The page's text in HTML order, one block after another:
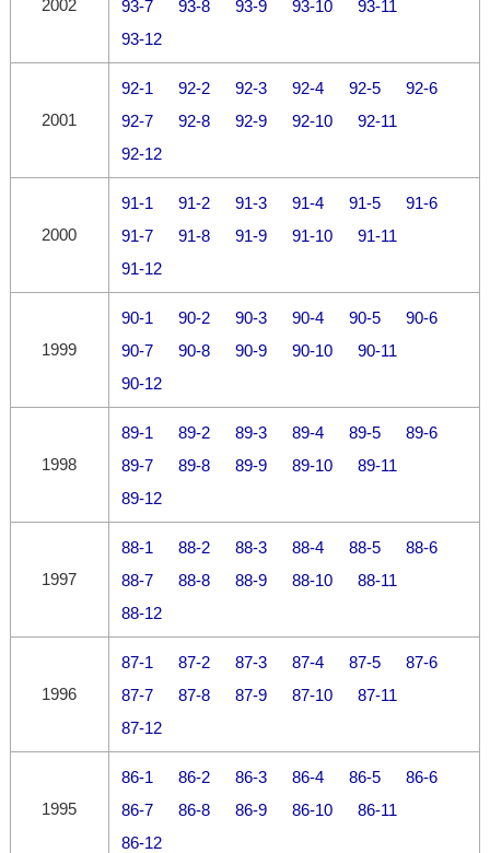
2002 93-7 93-8 93-9 93-10
93-11
93-12
2001
92-1 92-2 92-3 92-4 92-5
92-6
92-7
92-8 92-9 92-10
92-11
92-12
2000
91-1 91-2 91-3 91-4 91-5
91-6
91-7
91-8 91-9 91-10
91-11
91-12
1999
90-1 90-2 90-3 90-4 90-5
90-6
90-7
90-8 90-9 90-10
90-11
90-12
1998
89-1 89-2 89-3 89-4 89-5
89-6
89-7
89-8 89-9 89-10
89-11
89-12
1997
88-1 88-2 88-3 88-4 88-5
88-6
88-7
88-8 88-9 88-10
88-11
88-12
1996
87-1 87-2 87-3 87-4 87-5
87-6
87-7
87-8 87-9 87-10
87-11
87-12
1995
86-1 86-2 86-3 86-4 86-5
86-6
86-7
86-8 86-9 86-10
86-11
86-12